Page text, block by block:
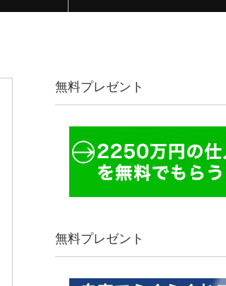
無料プレゼント
無料プレゼント